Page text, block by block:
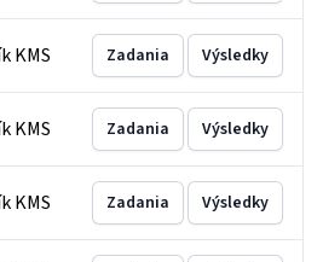
KMS Zadania Výsledky
KMS Zadania Výsledky
KMS Zadania Výsledky